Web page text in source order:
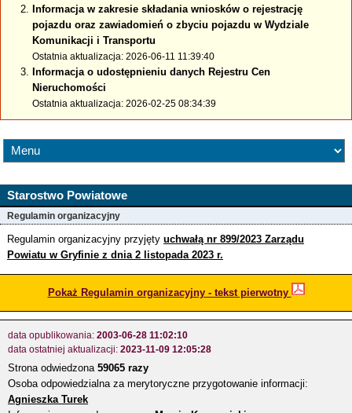
Informacja w zakresie składania wniosków o rejestrację
pojazdu oraz zawiadomień o zbyciu pojazdu w Wydziale
Komunikacji i Transportu
Ostatnia aktualizacja: 2026-06-11 11:39:40
Informacja o udostępnieniu danych Rejestru Cen
Nieruchomości
Ostatnia aktualizacja: 2026-02-25 08:34:39
Starostwo Powiatowe
Regulamin organizacyjny
Regulamin organizacyjny przyjęty uchwałą nr 899/2023 Zarządu
Powiatu w Gryfinie z dnia 2 listopada 2023 r.
Pokaż Regulamin organizacyjny - tekst pierwotny
data opublikowania: 2003-06-28 11:02:10
data ostatniej aktualizacji: 2023-11-09 12:05:28
Strona odwiedzona 59065 razy
Osoba odpowiedzialna za merytoryczne przygotowanie informacji:
Agnieszka Turek